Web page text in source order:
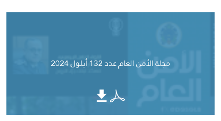
مجلة الأمن العام عدد 132 أيلول 2024